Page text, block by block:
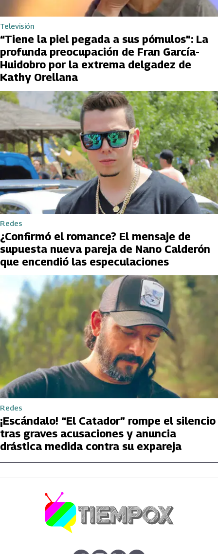
Televisión
“Tiene la piel pegada a sus pómulos”: La
profunda preocupación de Fran García-
Huidobro por la extrema delgadez de
Kathy Orellana
Redes
¿Confirmó el romance? El mensaje de
supuesta nueva pareja de Nano Calderón
que encendió las especulaciones
Redes
¡Escándalo! “El Catador” rompe el silencio
tras graves acusaciones y anuncia
drástica medida contra su expareja